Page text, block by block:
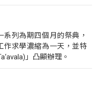
系列為期四個月的祭典，
作求學濃縮為一天，並特
」凸顯辦理。